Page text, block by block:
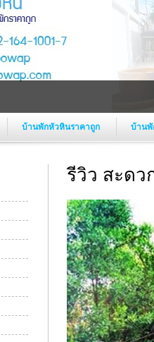
บ้านพักหัวหินราคาถูก บ้านพั
รีวิว สะด